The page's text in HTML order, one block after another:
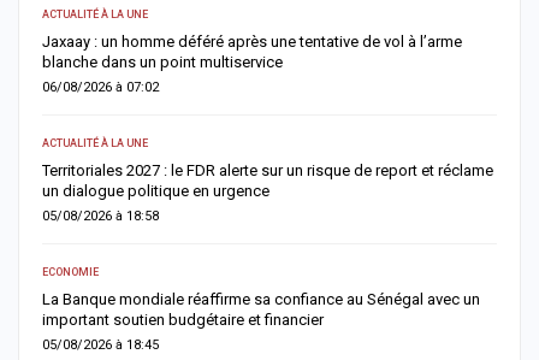
ACTUALITÉ À LA UNE
Jaxaay : un homme déféré après une tentative de vol à l’arme
blanche dans un point multiservice
06/08/2026 à 07:02
ACTUALITÉ À LA UNE
Territoriales 2027 : le FDR alerte sur un risque de report et réclame
un dialogue politique en urgence
05/08/2026 à 18:58
ECONOMIE
La Banque mondiale réaffirme sa confiance au Sénégal avec un
important soutien budgétaire et financier
05/08/2026 à 18:45